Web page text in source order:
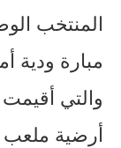
مبارة ودية
والتي
أرضية ملعب